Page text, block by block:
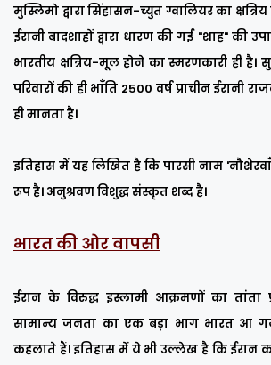
मुस्लिमो द्वारा सिंहासन-च्युत ग्वालियर का
ईरानी बादशाहों द्वारा धारण की गई "शाह" की
भारतीय क्षत्रिय-मूल होने का स्मरणकारी ही है।
परिवारों की ही भाँति 2500 वर्ष प्राचीन ईरानी
ही मानता है।
इतिहास में यह लिखित है कि पारसी नाम
रूप है। अनुश्रवण विशुद्ध संस्कृत शब्द है।
भारत की ओर वापसी
ईरान के विरुद्ध इस्लामी आक्रमणों का तांता
सामान्य जनता का एक बड़ा भाग भारत आ
कहलाते हैं। इतिहास में ये भी उल्लेख है कि ईरान